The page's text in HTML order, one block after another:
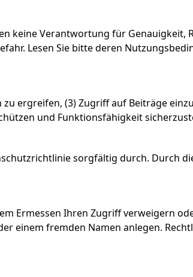
keine Verantwortung für Genauigkeit,
Lesen Sie bitte deren
ergreifen, (3) Zugriff auf Beiträge
und Funktionsfähigkeit
sorgfältig durch. Durch
Ermessen Ihren Zugriff verweigern
einem fremden Namen anlegen.